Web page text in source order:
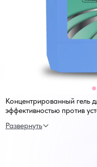
Концентрированный гель
эффективностью против
для всех типов тканей, от